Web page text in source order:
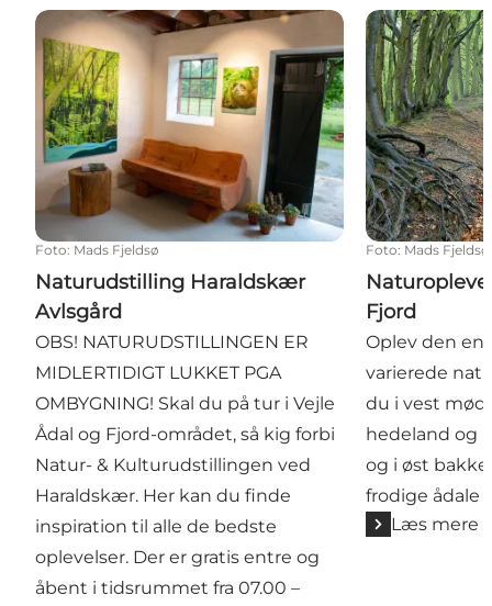
Naturudstilling Haraldskær Avlsgård
Foto: Mads Fjeldsø
Naturudstilling Haraldskær
Avlsgård
OBS! NATURUDSTILLINGEN ER
MIDLERTIDIGT LUKKET PGA
OMBYGNING! Skal du på tur i Vejle
Ådal og Fjord-området, så kig forbi
Natur- & Kulturudstillingen ved
Haraldskær. Her kan du finde
inspiration til alle de bedste
oplevelser. Der er gratis entre og
åbent i tidsrummet fra 07.00 –
Foto: Mads Fjeldsø
Fjord
Oplev den
varierede
du i vest
hedeland og
og i øst
frodige ådale
Læs mere